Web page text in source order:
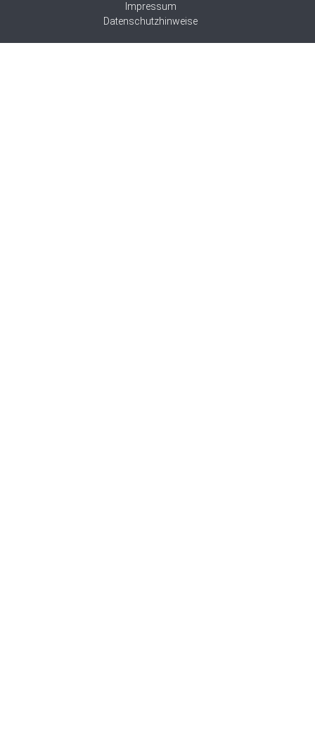
Impressum
Datenschutzhinweise